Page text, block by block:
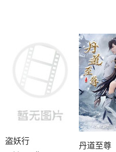
盗妖行
丹道至尊